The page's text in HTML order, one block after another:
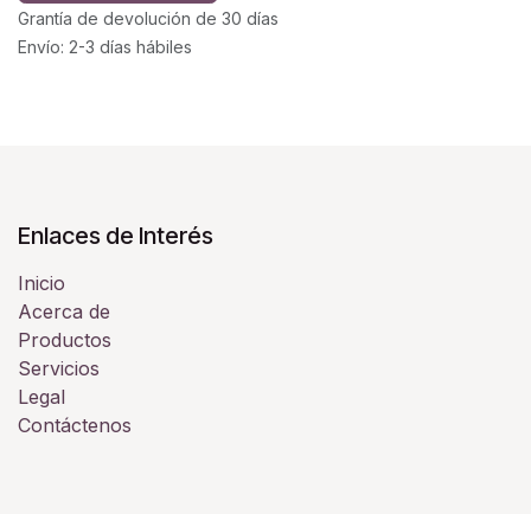
Grantía de devolución de 30 días
Envío: 2-3 días hábiles
Enlaces de Interés
Inicio
Acerca de
Productos
Servicios
Legal
Contáctenos